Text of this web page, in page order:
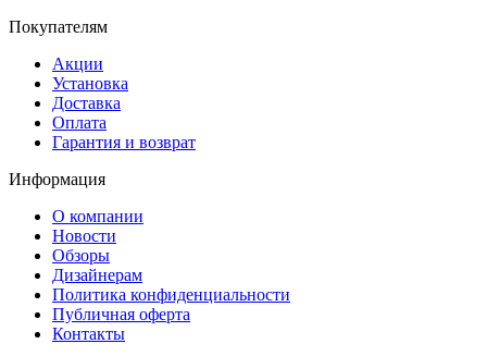
Покупателям
Акции
Установка
Доставка
Оплата
Гарантия и возврат
Информация
О компании
Новости
Обзоры
Дизайнерам
Политика конфиденциальности
Публичная оферта
Контакты